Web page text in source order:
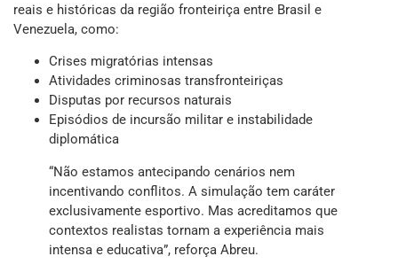
reais e históricas da região fronteiriça entre Brasil e
Venezuela, como:
Crises migratórias intensas
Atividades criminosas transfronteiriças
Disputas por recursos naturais
Episódios de incursão militar e instabilidade
diplomática
“Não estamos antecipando cenários nem
incentivando conflitos. A simulação tem caráter
exclusivamente esportivo. Mas acreditamos que
contextos realistas tornam a experiência mais
intensa e educativa”, reforça Abreu.